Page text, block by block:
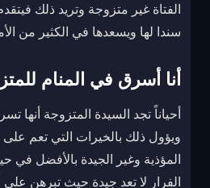
الفتاة غير متزوجة وتريد ذلك
سندا لها ويسعدها في الكثير من
أنا أسرق في المنام
أحياناً تجد السيدة المتزوجة أنها
ويؤول ذلك بالخيرات التي تعم على
المؤذية وغير الجيدة بالأفضل في
الفرار لا تعد جيدة حيث تبرهن